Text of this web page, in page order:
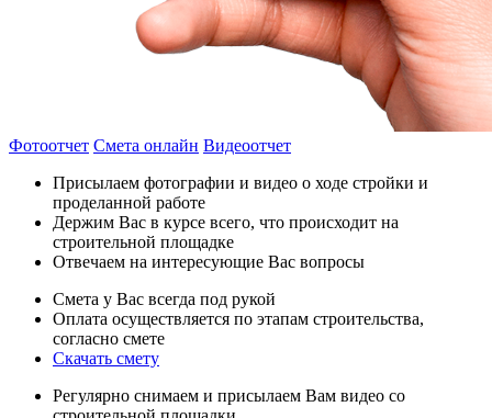
Фотоотчет Смета онлайн Видеоотчет
Присылаем фотографии и видео о ходе стройки и
проделанной работе
Держим Вас в курсе всего, что происходит на
строительной площадке
Отвечаем на интересующие Вас вопросы
Смета у Вас всегда под рукой
Оплата осуществляется по этапам строительства,
согласно смете
Скачать смету
Регулярно снимаем и присылаем Вам видео со